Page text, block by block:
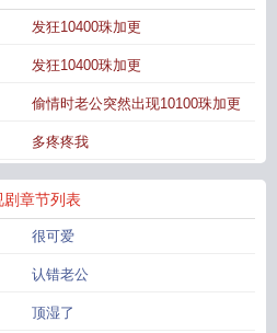
发狂10400珠加更
发狂10400珠加更
偷情时老公突然出现10100珠加更
多疼疼我
章节列表
很可爱
认错老公
顶湿了